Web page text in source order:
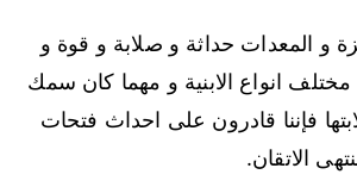
و المعدات حداثة و صلابة و قوة و
انواع الابنية و مهما كان سمك
فإننا قادرون على احداث فتحات
الاتقان.